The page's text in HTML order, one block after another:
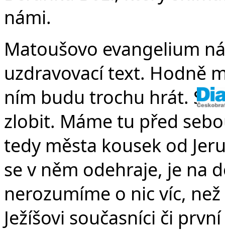
námi.
Matoušovo evangelium
uzdravovací text. Hodně
ním budu trochu hrát.
zlobit. Máme tu před
tedy města kousek od
se v něm odehraje, je na
nerozumíme o nic víc,
Ježíšovi současníci či